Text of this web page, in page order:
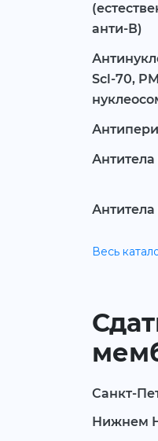
анти-В)
Scl-70,
Антитела
Весь
Санкт-
Нижнем